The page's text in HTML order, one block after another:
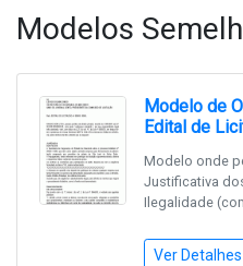
Modelos
Modelo de
Edital de
Modelo onde
Justificativa
Ilegalidade
Ver Detalhes